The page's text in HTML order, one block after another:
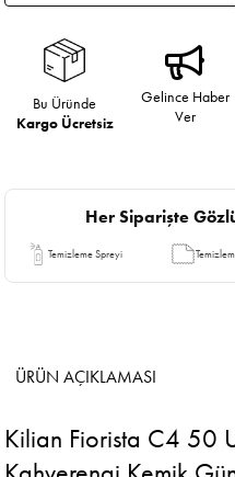
Bu Üründe
Kargo Ücretsiz
Gelince Haber
Ver
Her Siparişte
Temizleme Spreyi
ÜRÜN AÇIKLAMASI
Kilian Fiorista C4 50